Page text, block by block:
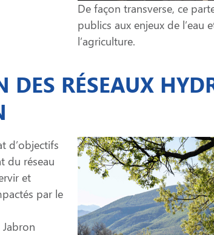
De façon transverse, ce
publics aux enjeux de l’eau
l’agriculture.
RÉSEAUX
d’objectifs
du réseau
et
par le